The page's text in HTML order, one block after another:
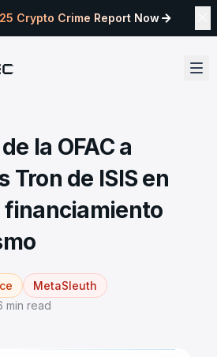
Crypto Crime Report Now
la OFAC a
Tron de ISIS en
financiamiento
MetaSleuth
min read